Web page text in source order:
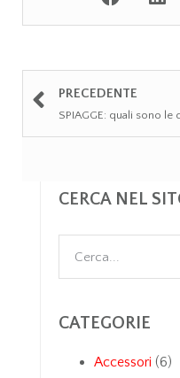
PRECEDENTE
CERCA NEL
CATEGORIE
Accessori (6)